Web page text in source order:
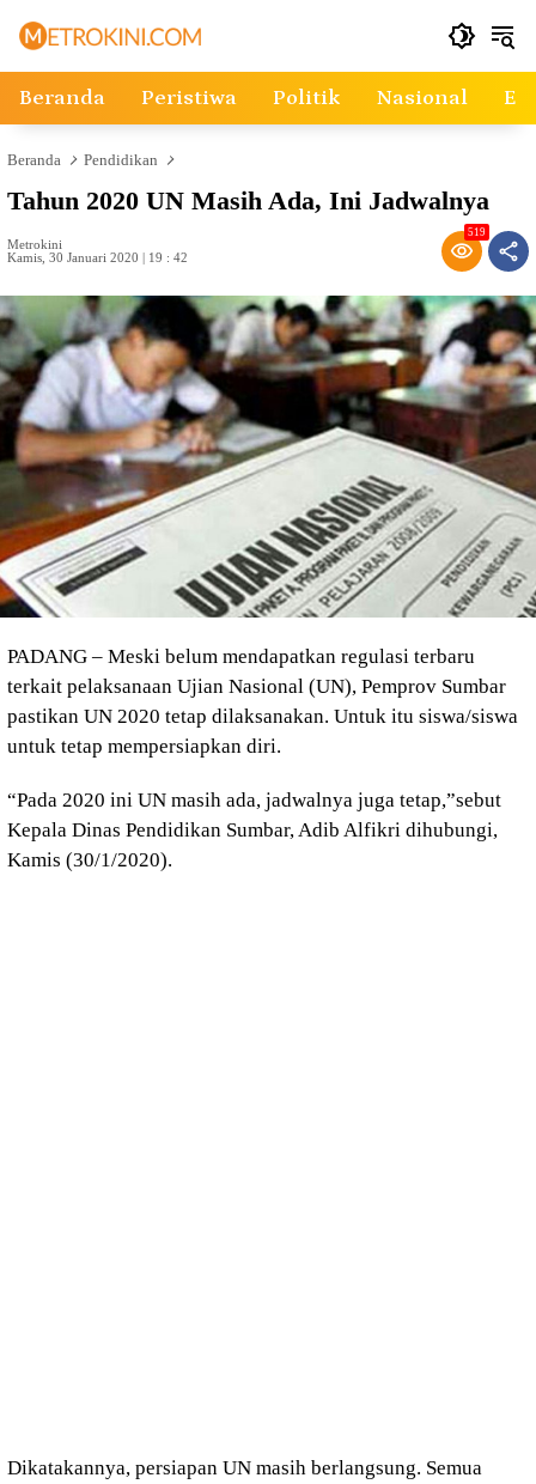
Beranda Peristiwa Politik Nasional
Beranda Pendidikan
Tahun 2020 UN Masih Ada, Ini Jadwalnya
Metrokini
Kamis, 30 Januari 2020 | 19 : 42
519
PADANG – Meski belum mendapatkan regulasi terbaru
terkait pelaksanaan Ujian Nasional (UN), Pemprov Sumbar
pastikan UN 2020 tetap dilaksanakan. Untuk itu siswa/siswa
untuk tetap mempersiapkan diri.
“Pada 2020 ini UN masih ada, jadwalnya juga tetap,”sebut
Kepala Dinas Pendidikan Sumbar, Adib Alfikri dihubungi,
Kamis (30/1/2020).
Dikatakannya, persiapan UN masih berlangsung. Semua